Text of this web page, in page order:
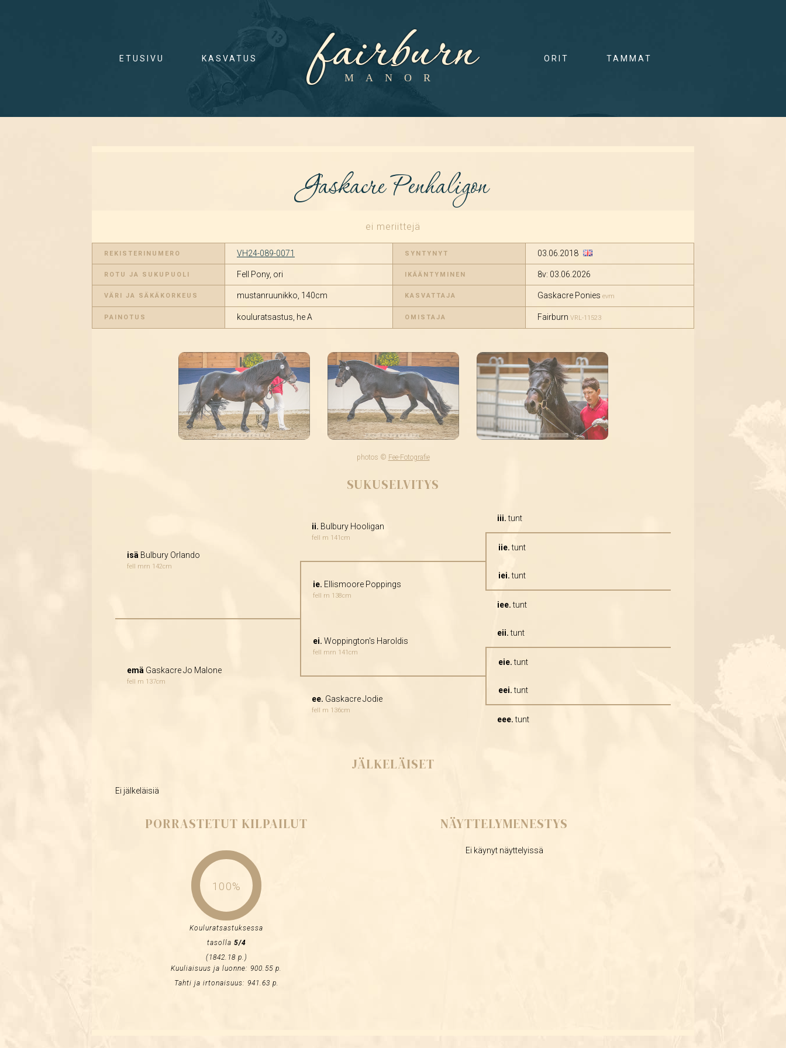
ETUSIVU KASVATUS fairburn
MANOR
ORIT TAMMAT
Gaskacre Penhaligon
ei meriittejä
REKISTERINUMERO VH24-089-0071 SYNTYNYT 03.06.2018
ROTU JA SUKUPUOLI Fell Pony, ori IKÄÄNTYMINEN 8v: 03.06.2026
VÄRI JA SÄKÄKORKEUS mustanruunikko, 140cm KASVATTAJA Gaskacre Ponies evm
PAINOTUS kouluratsastus, he A OMISTAJA Fairburn VRL-11523
photos © Fee-Fotografie
SUKUSELVITYS
isä Bulbury Orlando
fell mrn 142cm
ii. Bulbury Hooligan
fell m 141cm
iii.tunt
iie.tunt
ie. Ellismoore Poppings
fell rn 138cm
iei.tunt
iee.tunt
emä Gaskacre Jo Malone
fell m 137cm
ei. Woppington's Haroldis
fell mrn 141cm
eii.tunt
eie.tunt
ee. Gaskacre Jodie
fell m 136cm
eei.tunt
eee.tunt
JÄLKELÄISET
Ei jälkeläisiä
PORRASTETUT KILPAILUT
100%
Kouluratsastuksessa
tasolla 5/4
(1842.18 p.)
Kuuliaisuus ja luonne: 900.55 p.
Tahti ja irtonaisuus: 941.63 p.
NÄYTTELYMENESTYS
Ei käynyt näyttelyissä